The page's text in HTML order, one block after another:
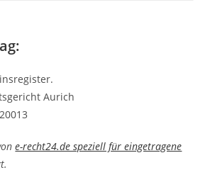
Aurich
e-recht24.de speziell für eingetragene